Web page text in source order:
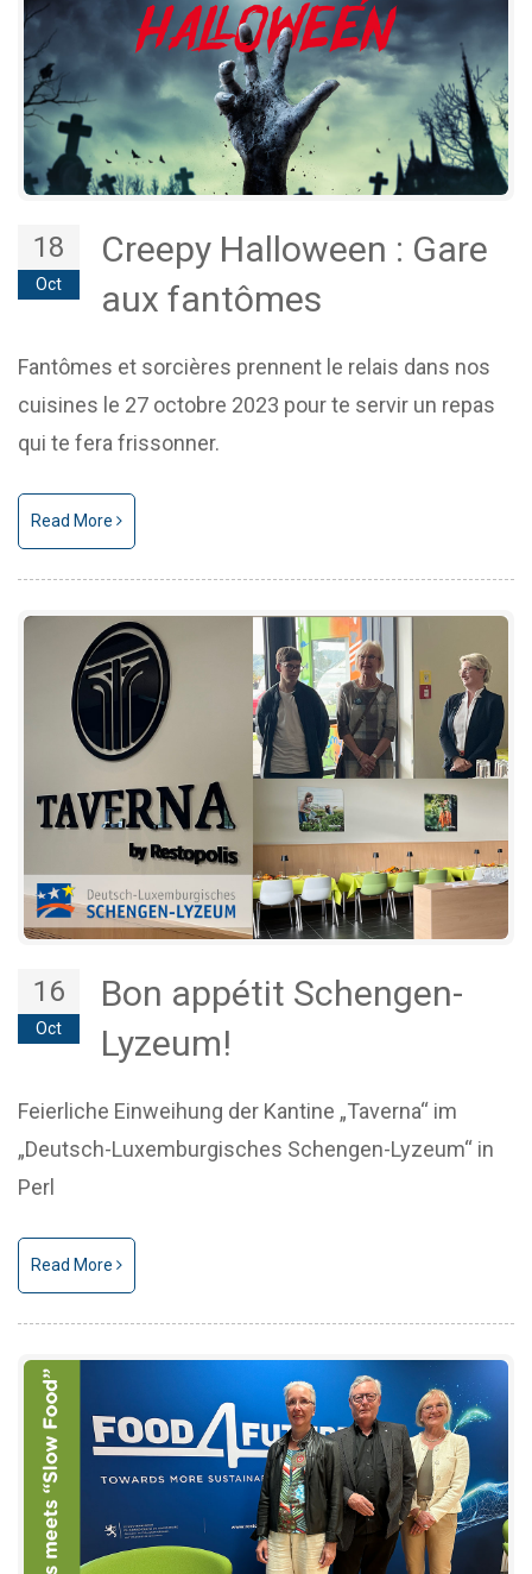
18
Oct
Creepy Halloween : Gare
aux fantômes
Fantômes et sorcières prennent le relais dans nos
cuisines le 27 octobre 2023 pour te servir un repas
qui te fera frissonner.
Read More
16
Oct
Bon appétit Schengen-
Lyzeum!
Feierliche Einweihung der Kantine „Taverna“ im
„Deutsch-Luxemburgisches Schengen-Lyzeum“ in
Perl
Read More